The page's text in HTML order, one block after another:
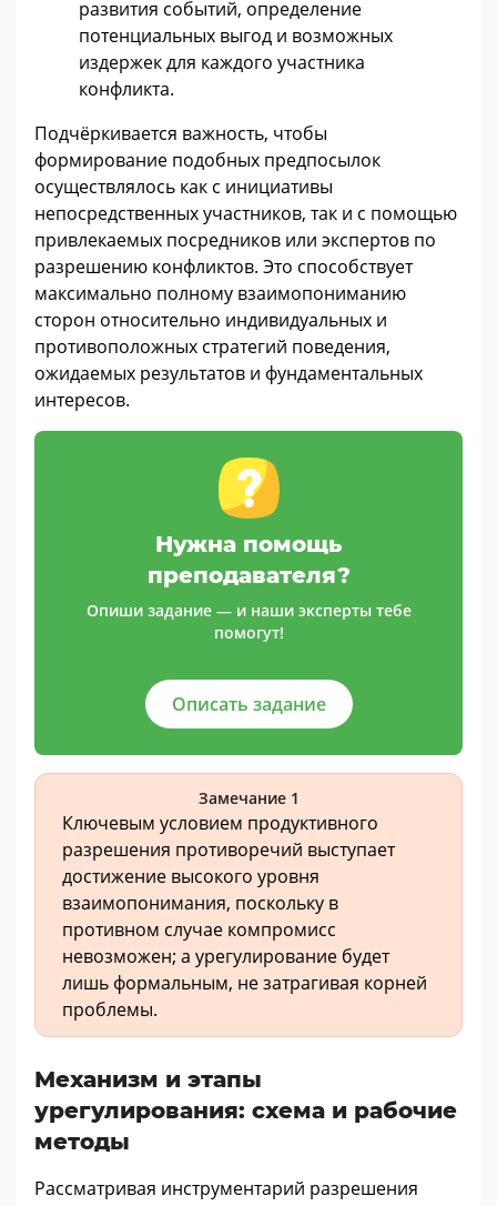
развития событий, определение
потенциальных выгод и возможных
издержек для каждого участника
конфликта.
Подчёркивается важность, чтобы
формирование подобных предпосылок
осуществлялось как с инициативы
непосредственных участников, так и с помощью
привлекаемых посредников или экспертов по
разрешению конфликтов. Это способствует
максимально полному взаимопониманию
сторон относительно индивидуальных и
противоположных стратегий поведения,
ожидаемых результатов и фундаментальных
интересов.
Нужна помощь
преподавателя?
Опиши задание — и наши эксперты тебе
помогут!
Описать задание
Замечание 1
Ключевым условием продуктивного
разрешения противоречий выступает
достижение высокого уровня
взаимопонимания, поскольку в
противном случае компромисс
невозможен; а урегулирование будет
лишь формальным, не затрагивая корней
проблемы.
Механизм и этапы
урегулирования: схема и рабочие
методы
Рассматривая инструментарий разрешения